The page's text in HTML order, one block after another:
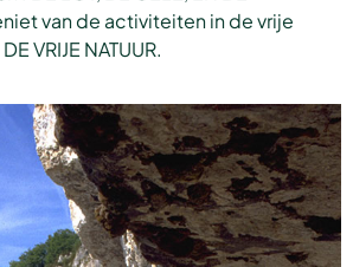
van de activiteiten in de vrije
VRIJE NATUUR.